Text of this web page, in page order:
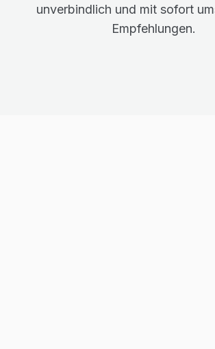
unverbindlich und mit sofort
Empfehlungen.